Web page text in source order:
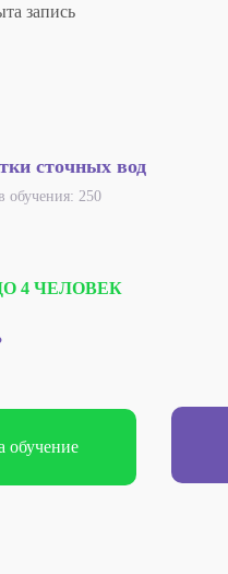
запись
сточных вод
обучения: 250
обучение
4 ЧЕЛОВЕК